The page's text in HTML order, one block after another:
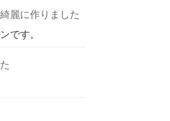
麗に作りました
です。